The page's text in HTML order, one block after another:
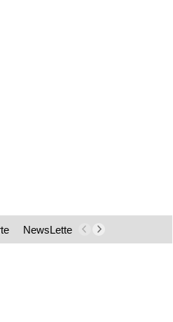
NewsLetter Paiements